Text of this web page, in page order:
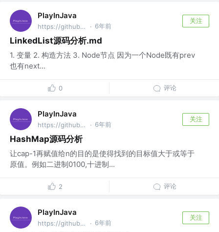
PlayInJava
https://github.com/fantj2016/java-reader @alibaba · 6年前
关注
LinkedList源码分析.md
1. 变量 2. 构造方法 3. Node节点 因为一个Node既有prev
也有next...
0 评论
PlayInJava
https://github.com/fantj2016/java-reader @alibaba · 6年前
关注
HashMap源码分析
让cap-1再赋值给n的目的是使得找到的目标值大于或等于
原值。例如二进制0100,十进制...
2 评论
PlayInJava
https://github.com/fantj2016/java-reader @alibaba · 6年前
关注